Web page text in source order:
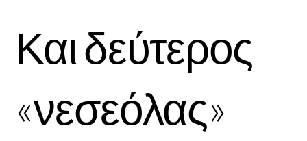
Και δεύτερος
«νεσεόλας»